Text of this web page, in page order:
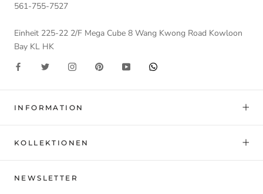
561-755-7527
Einheit 225-22 2/F Mega Cube 8 Wang Kwong Road Kowloon
Bay KL HK
INFORMATION
KOLLEKTIONEN
NEWSLETTER